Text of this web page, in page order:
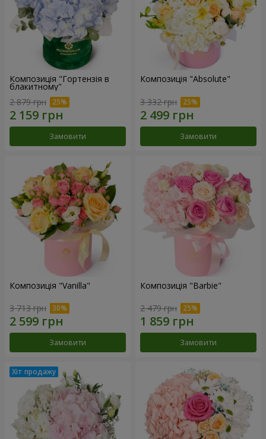
Композиція "Гортензія в
блакитному"
2 879 грн
Замовити
Композиція "Absolute"
3 332 грн
Замовити
Композиція "Vanilla"
3 713 грн
Замовити
Композиція "Barbie"
2 479 грн
Замовити